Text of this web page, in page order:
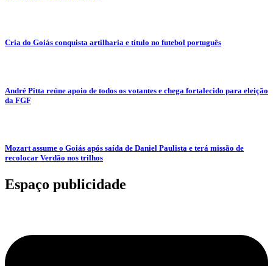
Cria do Goiás conquista artilharia e título no futebol português
André Pitta reúne apoio de todos os votantes e chega fortalecido para eleição
da FGF
Mozart assume o Goiás após saída de Daniel Paulista e terá missão de
recolocar Verdão nos trilhos
Espaço publicidade